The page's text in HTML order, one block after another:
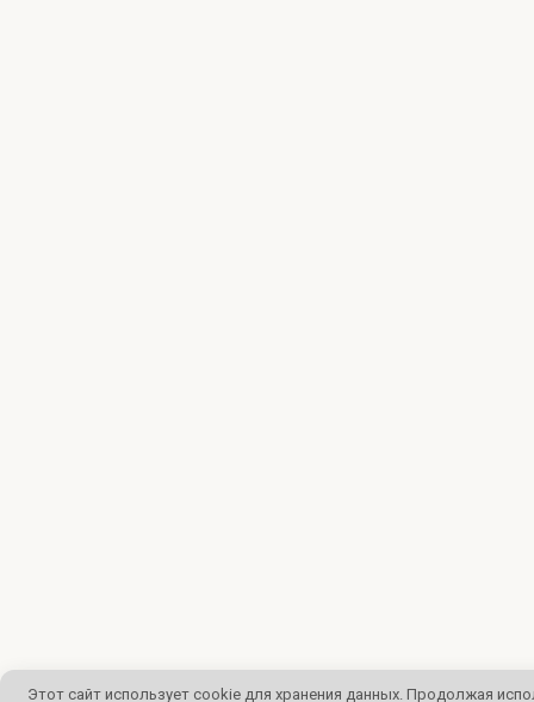
Этот сайт использует cookie для хранения данных. Продолжая